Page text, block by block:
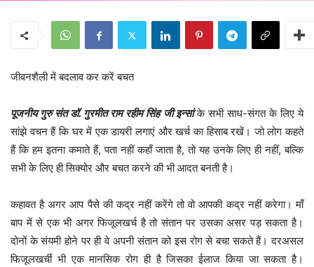
जीवनशैली में बदलाव कर करें बचत
पूजनीय गुरु संत डॉ. गुरमीत राम रहीम सिंह जी इन्सां के सभी साध-संगत के लिए ये
सांझे वचन हैं कि घर में एक डायरी लगाएं और खर्च का हिसाब रखें। जो लोग कहते
हैं कि हम इतना कमाते हैं, पता नहीं कहाँ जाता है, तो यह उनके लिए ही नहीं, बल्कि
सभी के लिए ही सिक्योर और बचत करने की भी आदत बनती है।
कहावत है अगर आप पैसे की कद्र नहीं करेंगे तो वो आपकी कद्र नहीं करेगा। माँ
बाप में से एक भी अगर फिजूलखर्च है तो संतान पर उसका असर पड़ सकता है।
दोनों के संयमी होने पर ही वे अपनी संतान को इस रोग से बचा सकते हैं। दरअसल
फिजूलखर्ची भी एक मानसिक रोग ही है जिसका ईलाज किया जा सकता है।